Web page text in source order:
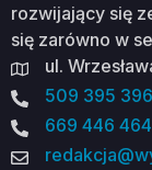
rozwijający się
się zarówno w
ul.
509 395 396
669 446 464